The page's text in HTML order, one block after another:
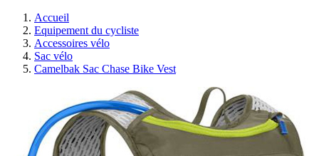
Accueil
Equipement du cycliste
Accessoires vélo
Sac vélo
Camelbak Sac Chase Bike Vest